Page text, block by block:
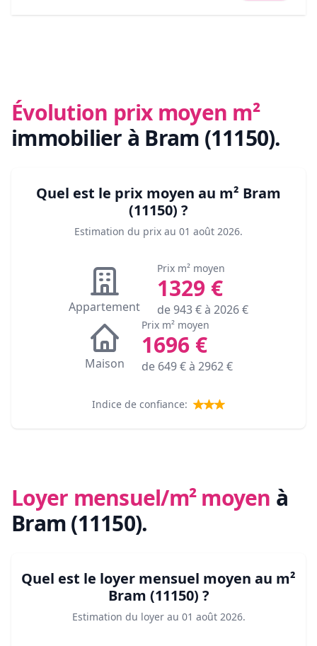
Évolution prix moyen m²
immobilier à Bram (11150).
Quel est le prix moyen au m² Bram
(11150) ?
Estimation du prix au 01 août 2026.
Appartement
Prix m² moyen
1329 €
de943€ à 2026€
Maison
Prix m² moyen
1696€
de 649€ à 2962€
Indice de confiance:
Loyer mensuel/m² moyen à
Bram (11150).
Quel est le loyer mensuel moyen au m²
Bram (11150) ?
Estimation du loyer au 01 août 2026.